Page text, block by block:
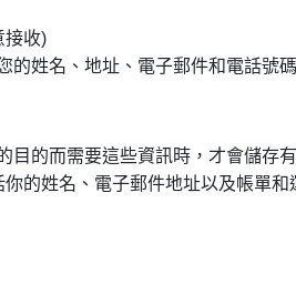
接收)
的姓名、地址、電子郵件和電話號
目的而需要這些資訊時，才會儲存
的姓名、電子郵件地址以及帳單和